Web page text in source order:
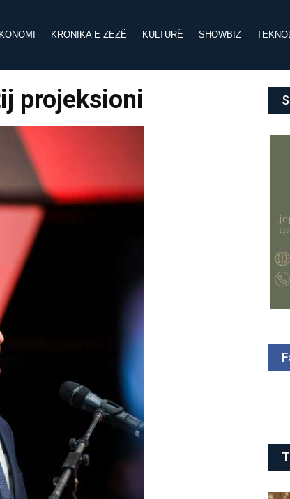
KRONIKA E ZEZË KULTURË SHOWBIZ
projeksioni